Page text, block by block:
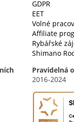
GDPR
EET
Volné
Affiliate
Rybářské
Shimano
Pravidelná
2016-2024